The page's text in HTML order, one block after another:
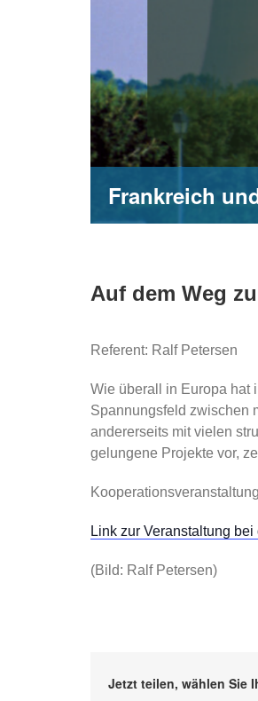
Frankreich
Auf dem Weg
Referent: Ralf Petersen
Wie überall in Europa hat
Spannungsfeld zwischen
andererseits mit vielen
gelungene Projekte vor,
Link zur Veranstaltung bei
(Bild: Ralf Petersen)
Jetzt teilen, wählen Sie